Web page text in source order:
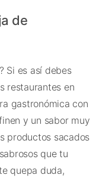
de
Si es así debes
restaurantes en
gastronómica con
y un sabor muy
productos sacados
que tu
quepa duda,